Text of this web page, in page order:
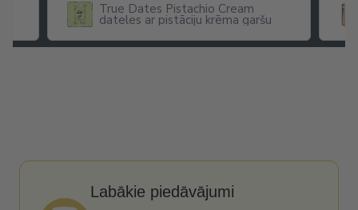
True Dates Pistachio Cream
dateles ar pistāciju krēma garšu
Labākie piedāvājumi